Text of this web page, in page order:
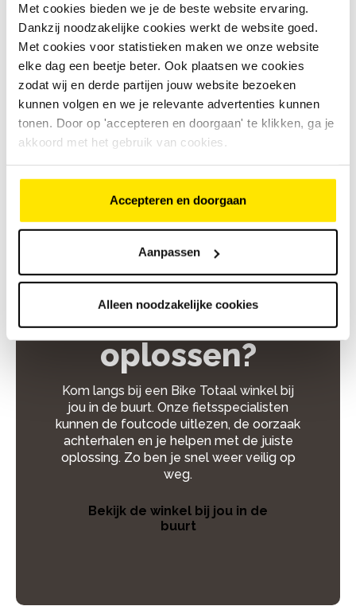
Met cookies bieden we je de beste website ervaring.
Dankzij noodzakelijke cookies werkt de website goed.
Met cookies voor statistieken maken we onze website
elke dag een beetje beter. Ook plaatsen we cookies
zodat wij en derde partijen jouw website bezoeken
kunnen volgen en we je relevante advertenties kunnen
tonen. Door op 'accepteren en doorgaan' te klikken, ga je
akkoord met het gebruik van cookies.
Accepteren en doorgaan
Aanpassen
Alleen noodzakelijke cookies
of de stroommetingen correct zijn
of er een probleem zit in de controller
of verdere diagnose nodig is
Is het een dure reparatie?
Vaak niet, als een software-update voldoende is.
Duurder wordt het als er een probleem zit in de
Foutcode laten
oplossen?
Kom langs bij een Bike Totaal winkel bij
jou in de buurt. Onze fietsspecialisten
kunnen de foutcode uitlezen, de oorzaak
achterhalen en je helpen met de juiste
oplossing. Zo ben je snel weer veilig op
weg.
Bekijk de winkel bij jou in de
buurt